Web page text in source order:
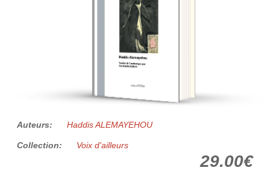
Auteurs: Haddis ALEMAYEHOU
Collection: Voix d'ailleurs
29.00€